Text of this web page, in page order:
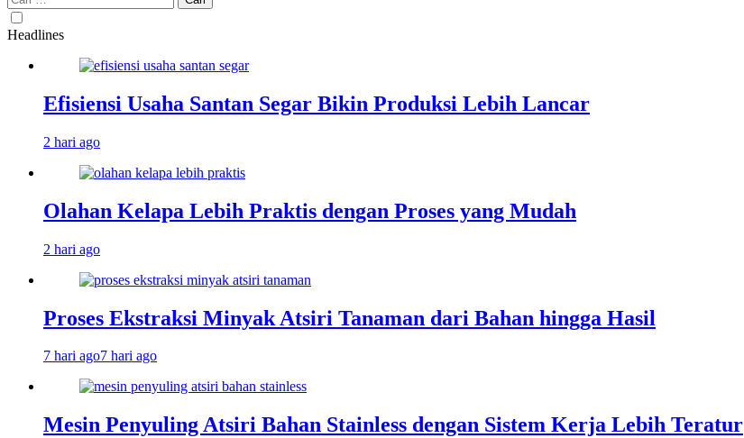
untuk:
Headlines
Efisiensi Usaha Santan Segar Bikin Produksi Lebih Lancar
2 hari ago
Olahan Kelapa Lebih Praktis dengan Proses yang Mudah
2 hari ago
Proses Ekstraksi Minyak Atsiri Tanaman dari Bahan hingga Hasil
7 hari ago7 hari ago
Mesin Penyuling Atsiri Bahan Stainless dengan Sistem Kerja Lebih Teratur